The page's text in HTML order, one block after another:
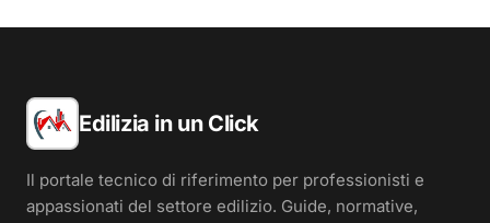
Edilizia in un Click
Il portale tecnico di riferimento per professionisti e
appassionati del settore edilizio. Guide, normative,